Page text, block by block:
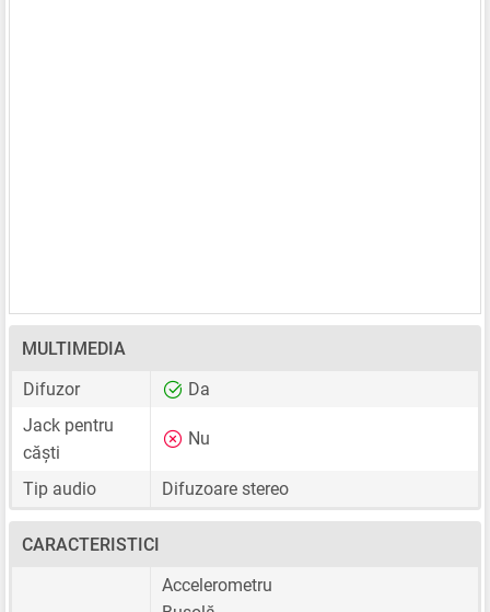
MULTIMEDIA
Difuzor
Da
Jack pentru
căști
Nu
Tip audio Difuzoare stereo
CARACTERISTICI
Accelerometru